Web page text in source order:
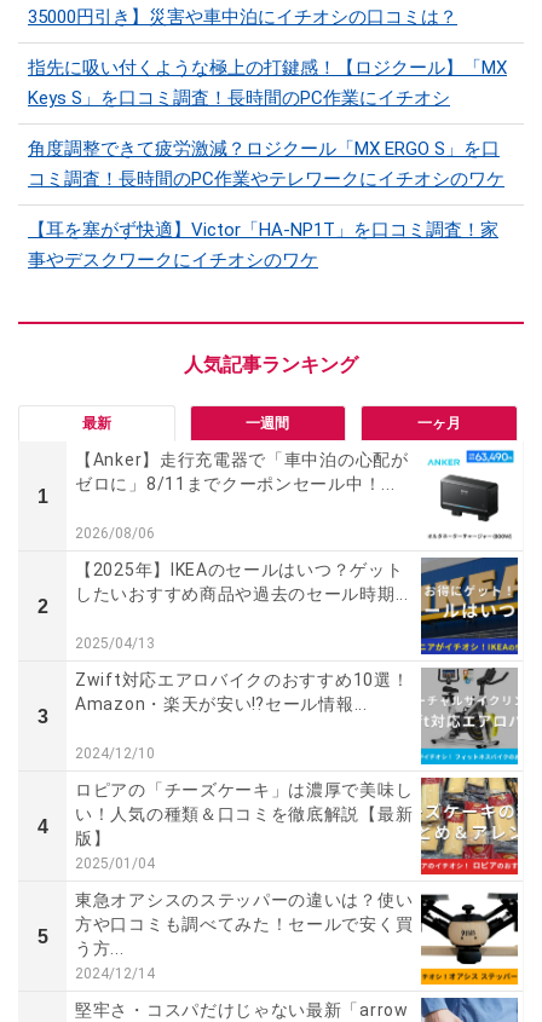
35000円引き】災害や車中泊にイチオシの口コミは？
指先に吸い付くような極上の打鍵感！【ロジクール】「MX
Keys S」を口コミ調査！長時間のPC作業にイチオシ
角度調整できて疲労激減？ロジクール「MX ERGO S」を口
コミ調査！長時間のPC作業やテレワークにイチオシのワケ
【耳を塞がず快適】Victor「HA-NP1T」を口コミ調査！家
事やデスクワークにイチオシのワケ
最新 一週間 一ヶ月
1
【Anker】走行充電器で「車中泊の心配が
ゼロに」8/11までクーポンセール中！...
2026/08/06
2
【2025年】IKEAのセールはいつ？ゲット
したいおすすめ商品や過去のセール時期...
2025/04/13
3
Zwift対応エアロバイクのおすすめ10選！
Amazon・楽天が安い⁉セール情報...
2024/12/10
4
ロピアの「チーズケーキ」は濃厚で美味し
い！人気の種類＆口コミを徹底解説【最新
版】
2025/01/04
5
東急オアシスのステッパーの違いは？使い
方や口コミも調べてみた！セールで安く買
う方...
2024/12/14
堅牢さ・コスパだけじゃない最新「arrow